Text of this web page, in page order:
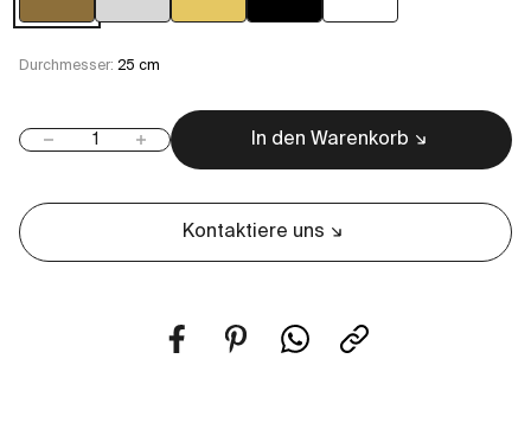
Antikmessing
Chrom Gold Schwarz lackiert
Weiß lackiert
Durchmesser: 25 cm
Anzahl verringernAnzahl erhöhen In den Warenkorb
Kontaktiere uns